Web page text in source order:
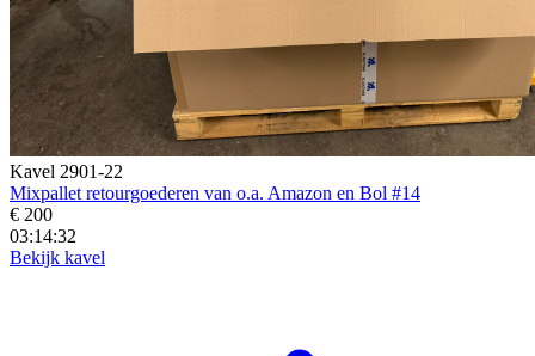
Kavel 2901-22
Mixpallet retourgoederen van o.a. Amazon en Bol #14
€ 200
03:14:30
Bekijk kavel